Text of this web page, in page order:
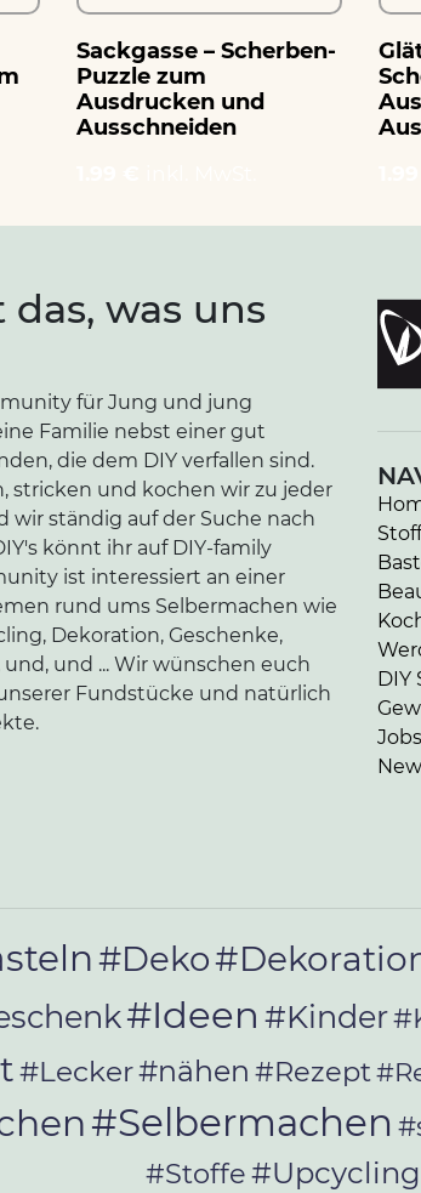
Sackgasse – Scherben-
Puzzle zum
Ausdrucken und
Ausschneiden
was uns
für Jung und jung
Familie nebst einer gut
die dem DIY verfallen sind.
stricken und kochen wir zu jeder
wir ständig auf der Suche nach
könnt ihr auf DIY-family
ist interessiert an einer
rund ums Selbermachen wie
Dekoration, Geschenke,
und ... Wir wünschen euch
Fundstücke und natürlich
DIY
Jobs
#Deko
#Ideen #Kinder
#Lecker#nähen #Rezept
#Selbermachen
#Stoffe#Upcycling